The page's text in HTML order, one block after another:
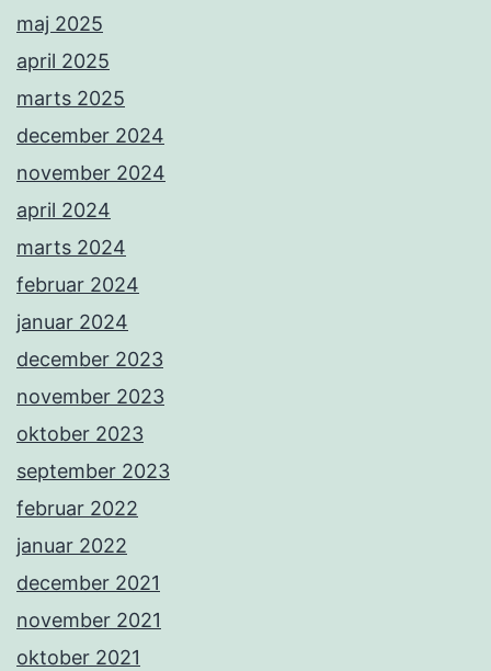
maj 2025
april 2025
marts 2025
december 2024
november 2024
april 2024
marts 2024
februar 2024
januar 2024
december 2023
november 2023
oktober 2023
september 2023
februar 2022
januar 2022
december 2021
november 2021
oktober 2021